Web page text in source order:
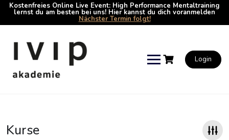
Kostenfreies Online Live Event: High Performance Mentaltraining
lernst du am besten bei uns! Hier kannst du dich voranmelden
Nächster Termin folgt!
Login
Kurse